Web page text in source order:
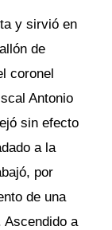
y sirvió en
de
coronel
Antonio
sin efecto
a la
por
de una
Ascendido a